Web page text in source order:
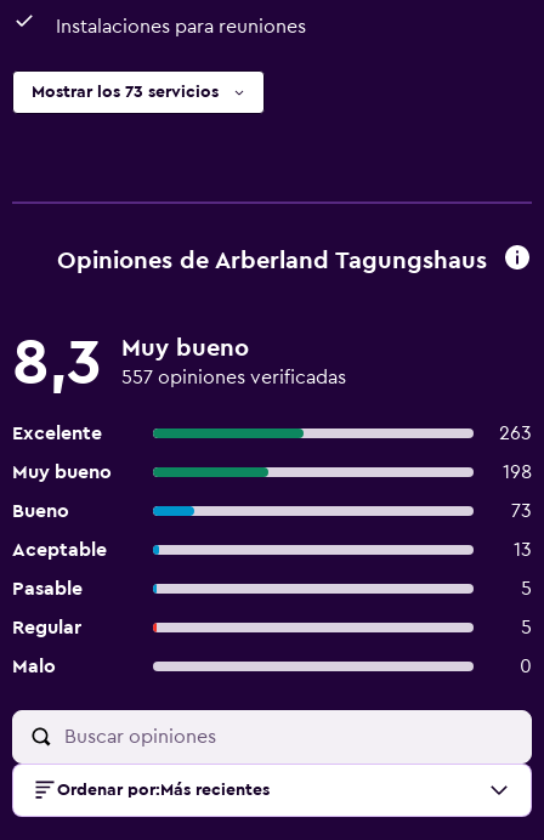
Instalaciones para reuniones
Mostrar los 73 servicios
Opiniones de Arberland Tagungshaus
8,3 Muy bueno
557 opiniones verificadas
Excelente
263
Muy bueno
198
Bueno
73
Aceptable
13
Pasable
5
Regular
5
Malo
0
Ordenar por: Más recientes